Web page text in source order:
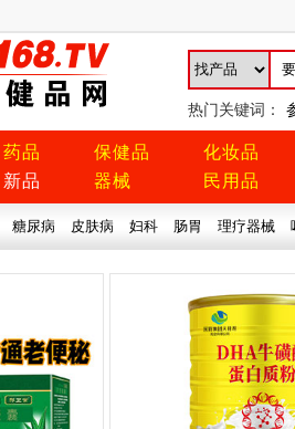
热门关键词：
药品
新品
保健品
器械
化妆品
民用品
糖尿病 皮肤病 妇科 肠胃 理疗器械